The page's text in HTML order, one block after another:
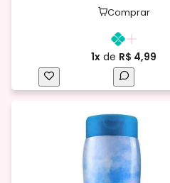
Comprar
1x de R$ 4,99